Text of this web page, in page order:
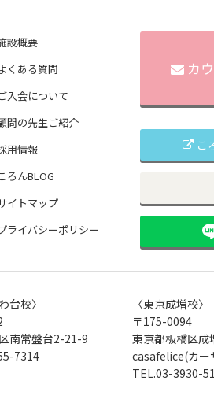
設概要
くある質問
入会について
問の先生ご紹介
用情報
ろんBLOG
イトマップ
ライバシーポリシー
カ
こ
台校〉
南常盤台2-21-9
7314
〈東京成増校〉
〒175-0094
東京都板橋区
casafelice(カー
TEL.03-3930-